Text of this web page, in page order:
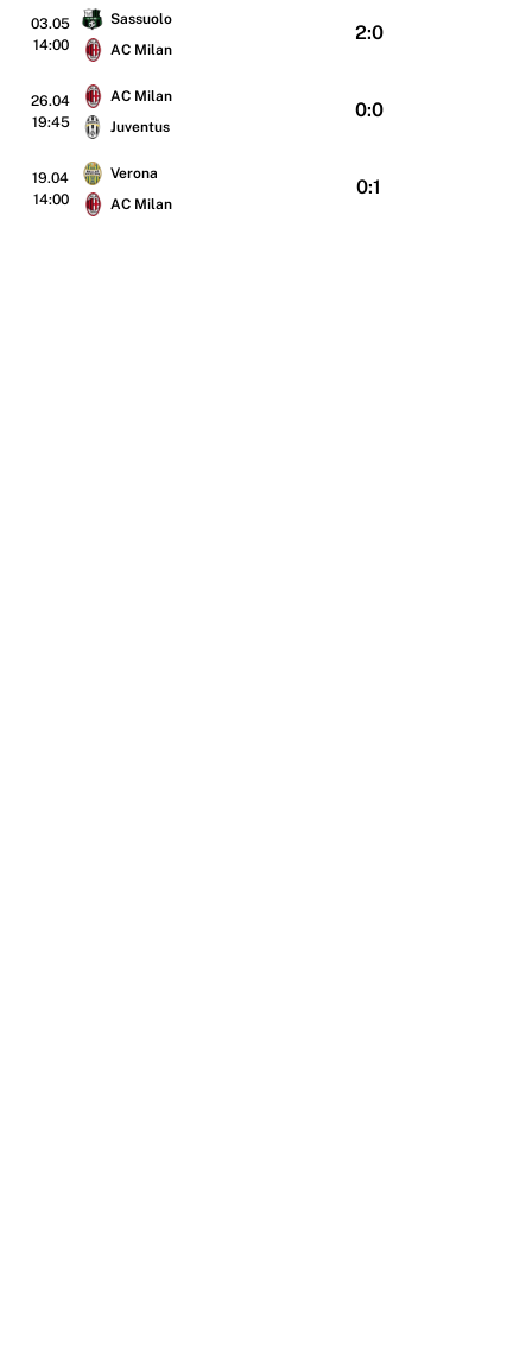
03.05
14:00
Sassuolo
AC Milan
2:0
26.04
19:45
AC Milan
Juventus
0:0
19.04
14:00
Verona
AC Milan
0:1